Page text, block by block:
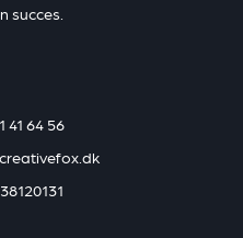
succes.
41 64 56